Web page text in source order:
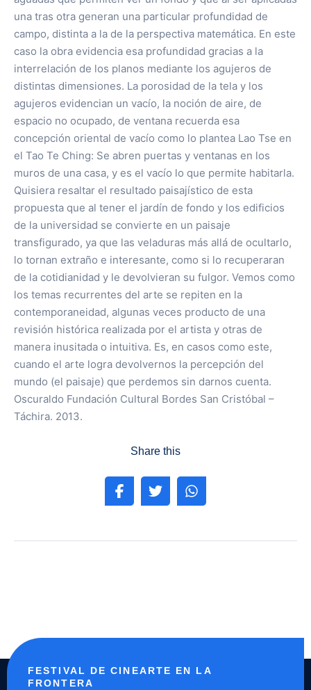
una tras otra generan una particular profundidad de
campo, distinta a la de la perspectiva matemática. En este
caso la obra evidencia esa profundidad gracias a la
interrelación de los planos mediante los agujeros de
distintas dimensiones. La porosidad de la tela y los
agujeros evidencian un vacío, la noción de aire, de
espacio no ocupado, de ventana recuerda esa
concepción oriental de vacío como lo plantea Lao Tse en
el Tao Te Ching: Se abren puertas y ventanas en los
muros de una casa, y es el vacío lo que permite habitarla.
Quisiera resaltar el resultado paisajístico de esta
propuesta que al tener el jardín de fondo y los edificios
de la universidad se convierte en un paisaje
transfigurado, ya que las veladuras más allá de ocultarlo,
lo tornan extraño e interesante, como si lo recuperaran
de la cotidianidad y le devolvieran su fulgor. Vemos como
los temas recurrentes del arte se repiten en la
contemporaneidad, algunas veces producto de una
revisión histórica realizada por el artista y otras de
manera inusitada o intuitiva. Es, en casos como este,
cuando el arte logra devolvernos la percepción del
mundo (el paisaje) que perdemos sin darnos cuenta.
Oscuraldo Fundación Cultural Bordes San Cristóbal –
Táchira. 2013.
Share this
FESTIVAL DE CINEARTE EN LA
FRONTERA